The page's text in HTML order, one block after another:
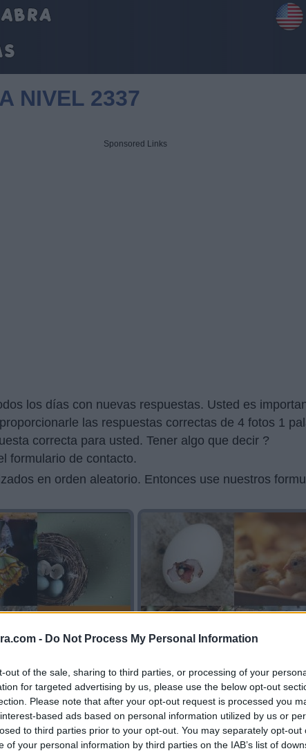
- Do Not Process My Personal Information
out of the sale, sharing to third parties, or processing of your
for targeted advertising by us, please use the below opt-out
Please note that after your opt-out request is processed you
based ads based on personal information utilized by us or
to third parties prior to your opt-out. You may separately opt-out
of your personal information by third parties on the IAB’s list of
NIVEL 2337
Sponsored Links
los días con nuevas respuestas. Usted es
las respuestas correctas de 4 fotos 1
correcta para usted. Tener algo que decir ?
formulario de contacto.
en orden aleatorio. Entonces use nuestros
Sponsored Links